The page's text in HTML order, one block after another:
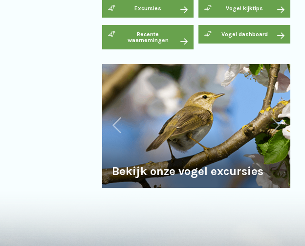
Excursies Vogel kijktips
Recente
waarnemingen
Vogel dashboard
Bekijk onze vogel excursies